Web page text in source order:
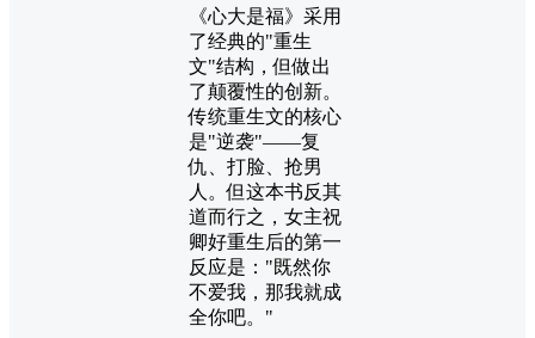
《心大是福》采用
了经典的"重生
文"结构，但做出
了颠覆性的创新。
传统重生文的核心
是"逆袭"——复
仇、打脸、抢男
人。但这本书反其
道而行之，女主祝
卿好重生后的第一
反应是："既然你
不爱我，那我就成
全你吧。"